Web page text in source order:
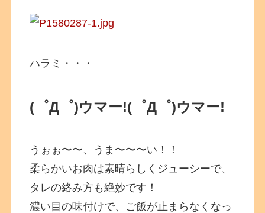
ハラミ・・・
(゜Д゜)ウマー!(゜Д゜)ウマー!
うぉぉ〜〜、うま〜〜〜い！！
柔らかいお肉は素晴らしくジューシーで、
タレの絡み方も絶妙です！
濃い目の味付けで、ご飯が止まらなくなっ